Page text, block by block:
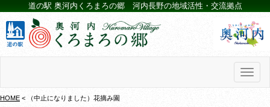
道の駅 奥河内くろまろの郷 河内長野の地域活性・交流拠点
HOME < （中止になりました）花摘み園